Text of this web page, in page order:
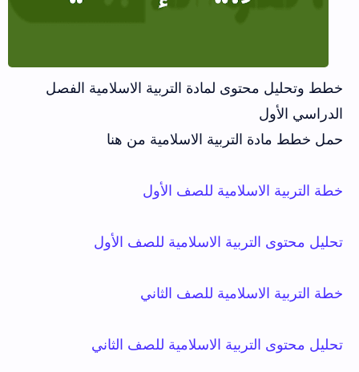
خطط وتحليل محتوى لمادة التربية الاسلامية الفصل
الدراسي الأول
حمل خطط مادة التربية الاسلامية من هنا
خطة التربية الاسلامية للصف الأول
تحليل محتوى التربية الاسلامية للصف الأول
خطة التربية الاسلامية للصف الثاني
تحليل محتوى التربية الاسلامية للصف الثاني